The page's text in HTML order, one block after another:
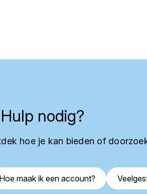
Hulp nodig?
hoe je kan bieden of
Hoe maak ik een account?